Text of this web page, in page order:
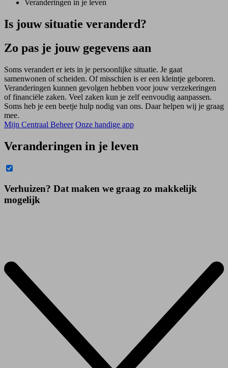
Veranderingen in je leven
Is jouw situatie veranderd?
Zo pas je jouw gegevens aan
Soms verandert er iets in je persoonlijke situatie. Je gaat
samenwonen of scheiden. Of misschien is er een kleintje geboren.
Veranderingen kunnen gevolgen hebben voor jouw verzekeringen
of financiële zaken. Veel zaken kun je zelf eenvoudig aanpassen.
Soms heb je een beetje hulp nodig van ons. Daar helpen wij je graag
mee.
Mijn Centraal Beheer Onze handige app
Veranderingen in je leven
Verhuizen? Dat maken we graag zo makkelijk
mogelijk